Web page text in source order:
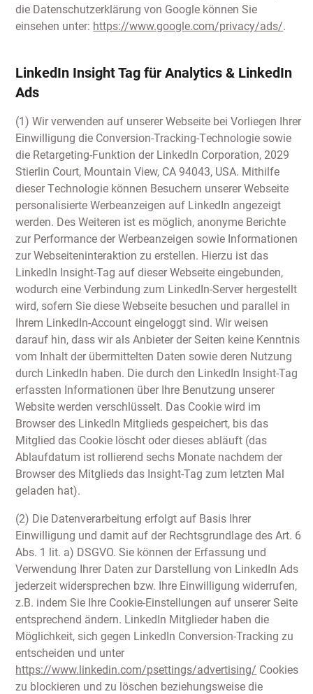
die Datenschutzerklärung von Google können Sie
einsehen unter: https://www.google.com/privacy/ads/.
LinkedIn Insight Tag für Analytics & LinkedIn
Ads
(1) Wir verwenden auf unserer Webseite bei Vorliegen Ihrer
Einwilligung die Conversion-Tracking-Technologie sowie
die Retargeting-Funktion der LinkedIn Corporation, 2029
Stierlin Court, Mountain View, CA 94043, USA. Mithilfe
dieser Technologie können Besuchern unserer Webseite
personalisierte Werbeanzeigen auf LinkedIn angezeigt
werden. Des Weiteren ist es möglich, anonyme Berichte
zur Performance der Werbeanzeigen sowie Informationen
zur Webseiteninteraktion zu erstellen. Hierzu ist das
LinkedIn Insight-Tag auf dieser Webseite eingebunden,
wodurch eine Verbindung zum LinkedIn-Server hergestellt
wird, sofern Sie diese Webseite besuchen und parallel in
Ihrem LinkedIn-Account eingeloggt sind. Wir weisen
darauf hin, dass wir als Anbieter der Seiten keine Kenntnis
vom Inhalt der übermittelten Daten sowie deren Nutzung
durch LinkedIn haben. Die durch den LinkedIn Insight-Tag
erfassten Informationen über Ihre Benutzung unserer
Website werden verschlüsselt. Das Cookie wird im
Browser des LinkedIn Mitglieds gespeichert, bis das
Mitglied das Cookie löscht oder dieses abläuft (das
Ablaufdatum ist rollierend sechs Monate nachdem der
Browser des Mitglieds das Insight-Tag zum letzten Mal
geladen hat).
(2) Die Datenverarbeitung erfolgt auf Basis Ihrer
Einwilligung und damit auf der Rechtsgrundlage des Art. 6
Abs. 1 lit. a) DSGVO. Sie können der Erfassung und
Verwendung Ihrer Daten zur Darstellung von LinkedIn Ads
jederzeit widersprechen bzw. Ihre Einwilligung widerrufen,
z.B. indem Sie Ihre Cookie-Einstellungen auf unserer Seite
entsprechend ändern. LinkedIn Mitglieder haben die
Möglichkeit, sich gegen LinkedIn Conversion-Tracking zu
entscheiden und unter
https://www.linkedin.com/psettings/advertising/ Cookies
zu blockieren und zu löschen beziehungsweise die